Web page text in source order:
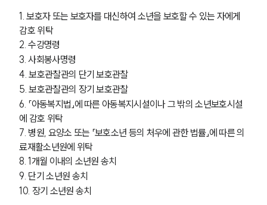
1. 보호자 또는 보호자를 대신하여 소년을 보호할 수 있는 자에게
감호 위탁
2. 수강명령
3. 사회봉사명령
4. 보호관찰관의 단기 보호관찰
5. 보호관찰관의 장기 보호관찰
6. 「아동복지법」에 따른 아동복지시설이나 그 밖의 소년보호시설
에 감호 위탁
7. 병원, 요양소 또는 「보호소년 등의 처우에 관한 법률」에 따른 의
료재활소년원에 위탁
8. 1개월 이내의 소년원 송치
9. 단기 소년원 송치
10. 장기 소년원 송치